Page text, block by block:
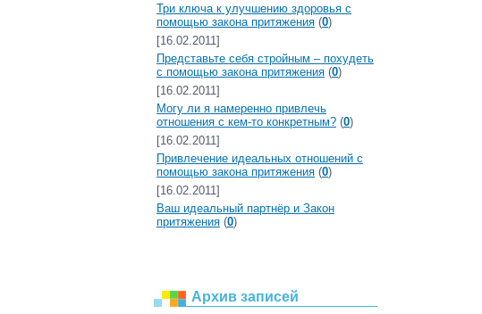
Три ключа к улучшению здоровья с
помощью закона притяжения (0)
[16.02.2011]
Представьте себя стройным – похудеть
с помощью закона притяжения (0)
[16.02.2011]
Могу ли я намеренно привлечь
отношения с кем-то конкретным? (0)
[16.02.2011]
Привлечение идеальных отношений с
помощью закона притяжения (0)
[16.02.2011]
Ваш идеальный партнёр и Закон
притяжения (0)
Архив записей